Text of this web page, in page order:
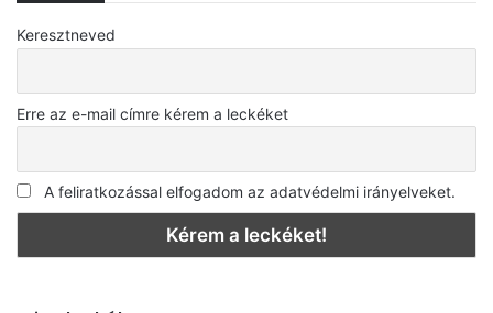
Keresztneved
Erre az e-mail címre kérem a leckéket
A feliratkozással elfogadom az adatvédelmi irányelveket.